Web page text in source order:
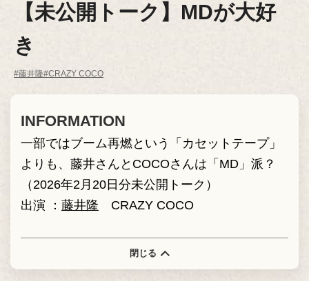
【未公開トーク】MDが大好
き
#藤井隆#CRAZY COCO
INFORMATION
一部ではブーム再燃という「カセットテープ」
よりも、藤井さんとCOCOさんは「MD」派？
（2026年2月20日分未公開トーク）
出演 ： 藤井隆 CRAZY COCO
閉じる